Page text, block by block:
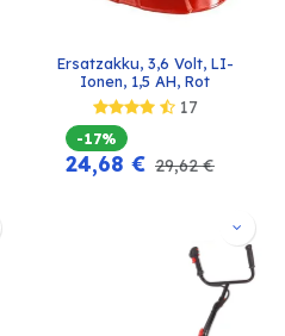
Ersatzakku, 3,6 Volt, LI-
Ionen, 1,5 AH, Rot
17
-17%
24,68 € 29,62€